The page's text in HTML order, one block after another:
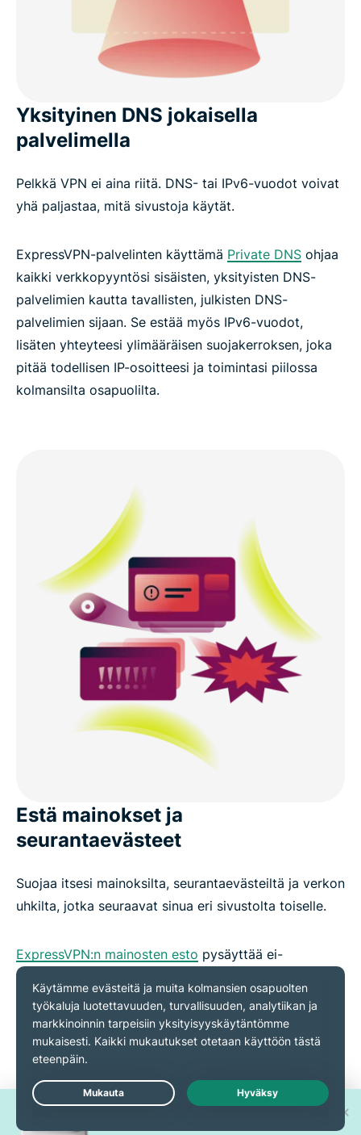
Yksityinen DNS jokaisella
palvelimella
Pelkkä VPN ei aina riitä. DNS- tai IPv6-vuodot voivat
yhä paljastaa, mitä sivustoja käytät.
ExpressVPN-palvelinten käyttämä Private DNS ohjaa
kaikki verkkopyyntösi sisäisten, yksityisten DNS-
palvelimien kautta tavallisten, julkisten DNS-
palvelimien sijaan. Se estää myös IPv6-vuodot,
lisäten yhteyteesi ylimääräisen suojakerroksen, joka
pitää todellisen IP-osoitteesi ja toimintasi piilossa
kolmansilta osapuolilta.
Estä mainokset ja
seurantaevästeet
Suojaa itsesi mainoksilta, seurantaevästeiltä ja verkon
uhkilta, jotka seuraavat sinua eri sivustolta toiselle.
ExpressVPN:n mainosten esto pysäyttää ei-
toivottujen mainosten latautumisen ja estää niitä
keräämästä tietoja sinusta.
Threat Managerestää
seurantaskriptit sekä yhteydet tunnettuihin haitallisiin
verkkosivustoihin, tietojenkalasteluhuijauksiin ja
turvattomiin sovelluksiin. Tämä auttaa pitämään
laitteesi turvassa ja lisää mielenrauhaa netissä
Live Chat
Voita yksi 30:stä uudesta